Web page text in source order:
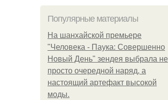
Популярные материалы
На шанхайской премьере
"Человека - Паука: Совершенно
Новый День" зендея выбрала не
просто очередной наряд, а
настоящий артефакт высокой
моды.